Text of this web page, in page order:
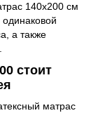
140х200 см
а также
стоит
матрас